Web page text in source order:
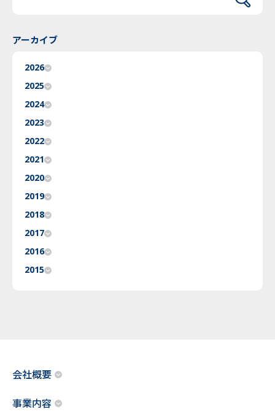
アーカイブ
2026
2025
2024
2023
2022
2021
2020
2019
2018
2017
2016
2015
会社概要
事業内容